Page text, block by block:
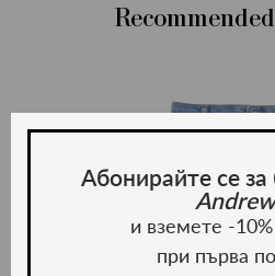
Абонирайте се
и вземете -
при първа